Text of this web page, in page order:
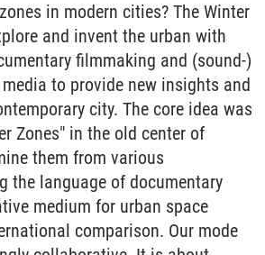
Sie bitte unserer
.
in modern cities? The Winter
and invent the urban with
filmmaking and (sound-)
to provide new insights and
city. The core idea was
Zones" in the old center of
them from various
the language of documentary
medium for urban space
comparison. Our mode